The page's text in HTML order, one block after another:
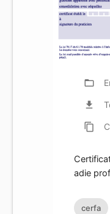
folder_open
file_download
content_copy
adie
cerfa